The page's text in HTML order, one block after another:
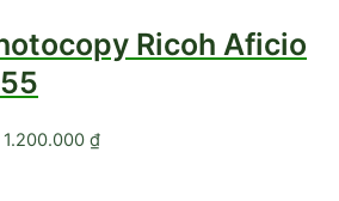
Ricoh Aficio
1.200.000₫